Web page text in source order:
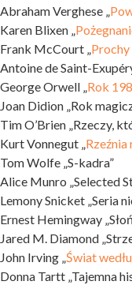
Verghese „
Blixen „
McCourt „
de Saint-
Orwell „Rok
Didion „Rok
O’Brien „Rzeczy,
Vonnegut „Rzeźnia
Wolfe „S-kadra”
Munro „Selected
Snicket „Seria
Hemingway
M. Diamond
Irving „Świat
Tartt „Tajemna